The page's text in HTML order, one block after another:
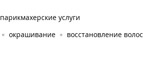
парикмахерские услуги
окрашивание восстановление волос